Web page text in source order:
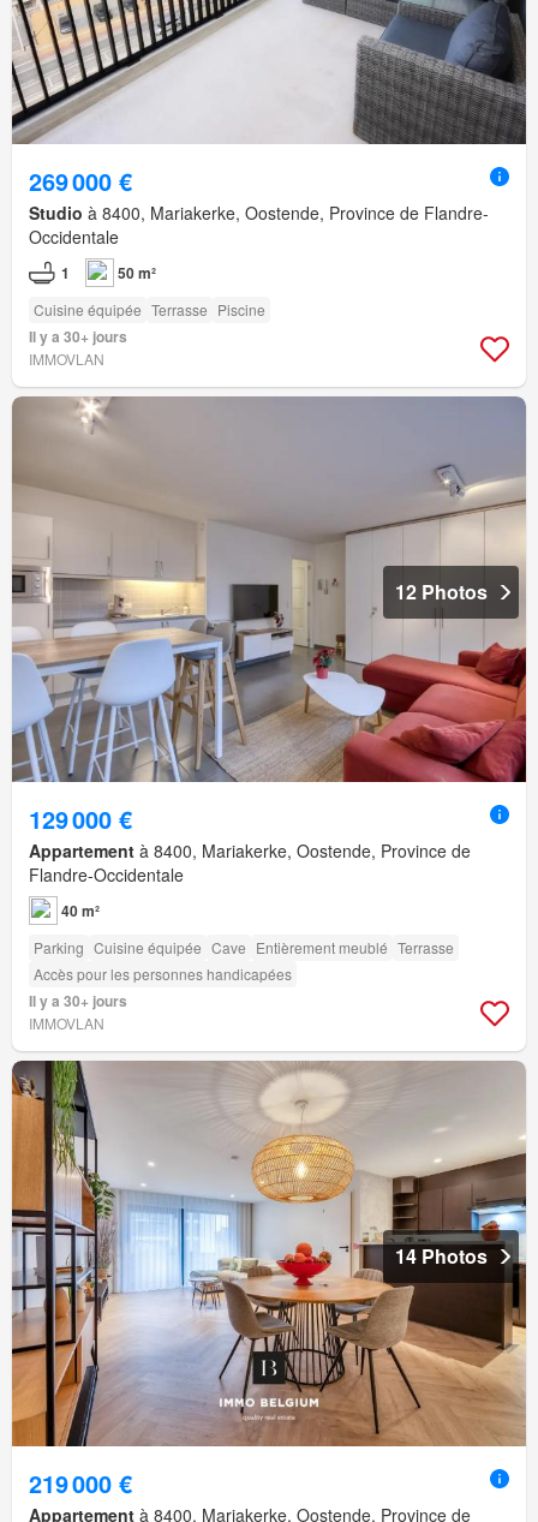
269 000 €
Studio à 8400, Mariakerke, Oostende, Province de Flandre-
Occidentale
1 50 m²
Cuisine équipée Terrasse Piscine
Il y a 30+ jours
IMMOVLAN
12 Photos
129 000 €
Appartement à 8400, Mariakerke, Oostende, Province de
Flandre-Occidentale
40 m²
Parking Cuisine équipée Cave Entièrement meublé Terrasse
Accès pour les personnes handicapées
Il y a 30+ jours
IMMOVLAN
14 Photos
219 000 €
Appartement à 8400, Mariakerke, Oostende, Province de